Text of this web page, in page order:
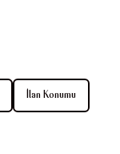
İlan Konumu